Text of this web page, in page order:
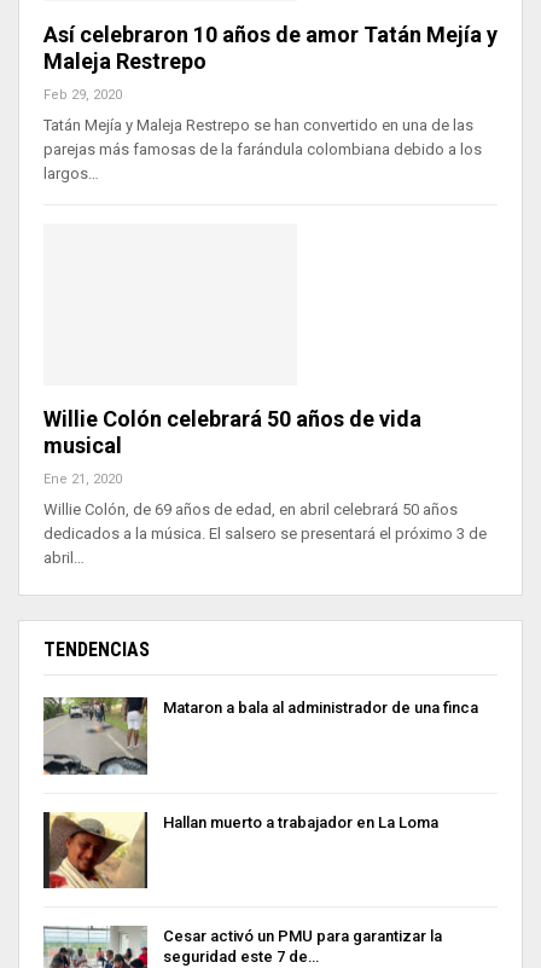
Así celebraron 10 años de amor Tatán Mejía y
Maleja Restrepo
Feb 29, 2020
Tatán Mejía y Maleja Restrepo se han convertido en una de las
parejas más famosas de la farándula colombiana debido a los
largos…
Willie Colón celebrará 50 años de vida
musical
Ene 21, 2020
Willie Colón, de 69 años de edad, en abril celebrará 50 años
dedicados a la música. El salsero se presentará el próximo 3 de
abril…
TENDENCIAS
Mataron a bala al administrador de una finca
Hallan muerto a trabajador en La Loma
Cesar activó un PMU para garantizar la
seguridad este 7 de…